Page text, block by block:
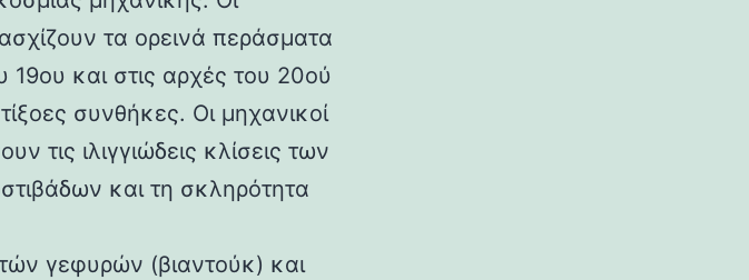
τα ορεινά περάσματα
και στις αρχές του 20ού
συνθήκες. Οι μηχανικοί
τις ιλιγγιώδεις κλίσεις των
και τη σκληρότητα
γεφυρών (βιαντούκ) και